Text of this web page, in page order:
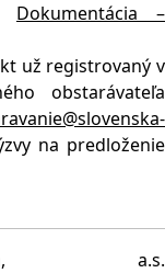
Dokumentácia –
už registrovaný v
obstarávateľa
na predloženie
a.s.